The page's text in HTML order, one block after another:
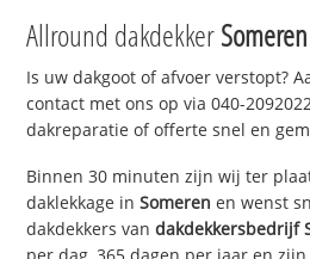
Allround dakdekkerSomeren
Is uw dakgoot of afvoer verstopt?
contact met ons op via 040-
dakreparatie of offerte snel en
Binnen 30 minuten zijn wij ter
daklekkage inSomeren en wenst
dakdekkers vandakdekkersbedrijf